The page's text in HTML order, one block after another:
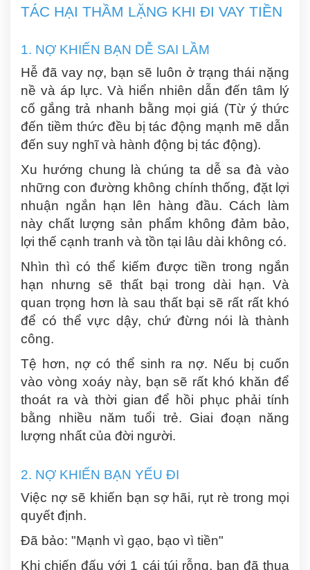
TÁC HẠI THẦM LẶNG KHI ĐI VAY TIỀN
1. NỢ KHIẾN BẠN DỄ SAI LẦM
Hễ đã vay nợ, bạn sẽ luôn ở trạng thái nặng
nề và áp lực. Và hiển nhiên dẫn đến tâm lý
cố gắng trả nhanh bằng mọi giá (Từ ý thức
đến tiềm thức đều bị tác động mạnh mẽ dẫn
đến suy nghĩ và hành động bị tác động).
Xu hướng chung là chúng ta dễ sa đà vào
những con đường không chính thống, đặt lợi
nhuận ngắn hạn lên hàng đầu. Cách làm
này chất lượng sản phẩm không đảm bảo,
lợi thế cạnh tranh và tồn tại lâu dài không có.
Nhìn thì có thể kiếm được tiền trong ngắn
hạn nhưng sẽ thất bại trong dài hạn. Và
quan trọng hơn là sau thất bại sẽ rất rất khó
để có thể vực dậy, chứ đừng nói là thành
công.
Tệ hơn, nợ có thể sinh ra nợ. Nếu bị cuốn
vào vòng xoáy này, bạn sẽ rất khó khăn để
thoát ra và thời gian để hồi phục phải tính
bằng nhiều năm tuổi trẻ. Giai đoạn năng
lượng nhất của đời người.
2. NỢ KHIẾN BẠN YẾU ĐI
Việc nợ sẽ khiến bạn sợ hãi, rụt rè trong mọi
quyết định.
Đã bảo: "Mạnh vì gạo, bạo vì tiền"
Khi chiến đấu với 1 cái túi rỗng, bạn đã thua